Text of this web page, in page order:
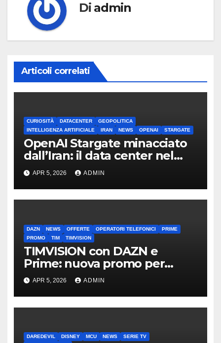
Di admin
Articoli correlati
CURIOSITÀ DATACENTER
GEOPOLITICA
INTELLIGENZA ARTIFICIALE
IRAN NEWS OPENAI STARGATE
OpenAI Stargate minacciato
dall’Iran: il data center nel
mirino
APR 5, 2026 ADMIN
DAZN NEWS OFFERTE OPERATORI TELEFONICI
PRIME
PROMO
TIM TIMVISION
TIMVISION con DAZN e
Prime: nuova promo per
clienti TIM
APR 5, 2026 ADMIN
DAREDEVIL DISNEY MCU NEWS
SERIE TV